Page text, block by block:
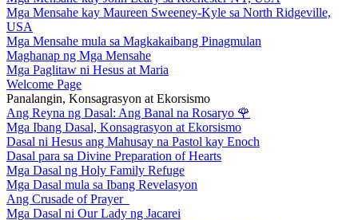
Mga Mensahe kay Maureen Sweeney-Kyle sa North Ridgeville,
USA
Mga Mensahe mula sa Magkakaibang Pinagmulan
Maghanap ng Mga Mensahe
Mga Paglitaw ni Hesus at Maria
Welcome Page
Panalangin, Konsagrasyon at Ekorsismo
Ang Reyna ng Dasal: Ang Banal na Rosaryo 🌹
Mga Ibang Dasal, Konsagrasyon at Ekorsismo
Dasal ni Hesus ang Mahusay na Pastol kay Enoch
Dasal para sa Divine Preparation of Hearts
Mga Dasal ng Holy Family Refuge
Mga Dasal mula sa Ibang Revelasyon
Ang Crusade of Prayer
Mga Dasal ni Our Lady ng Jacarei